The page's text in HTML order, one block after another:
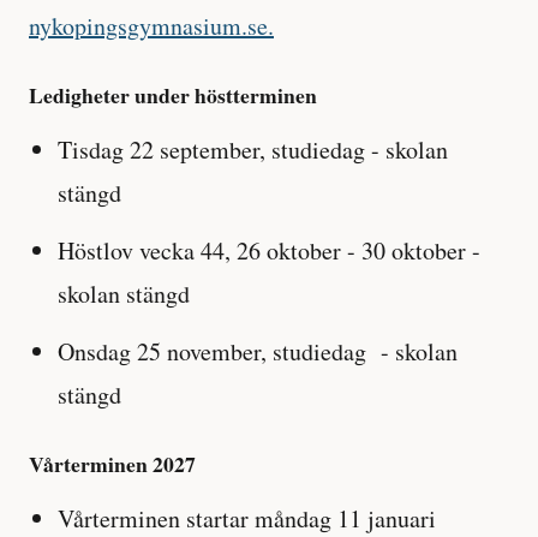
nykopingsgymnasium.se.
Ledigheter under höstterminen
Tisdag 22 september, studiedag - skolan
stängd
Höstlov vecka 44, 26 oktober - 30 oktober -
skolan stängd
Onsdag 25 november, studiedag - skolan
stängd
Vårterminen 2027
Vårterminen startar måndag 11 januari